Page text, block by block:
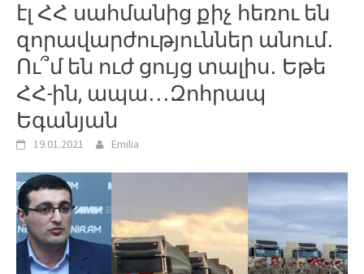
էլ ՀՀ սահմանից քիչ հեռու են
զորավարժություններ անում․
Ու՞մ են ուժ ցույց տալիս․ Եթե
ՀՀ-ին, ապա․․․Զոհրապ
Եգանյան
19.01.2021 Emilia